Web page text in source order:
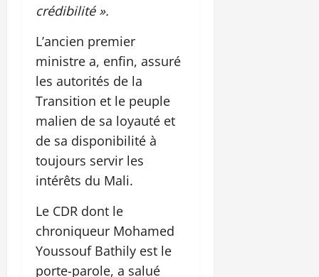
crédibilité ».
L’ancien premier
ministre a, enfin, assuré
les autorités de la
Transition et le peuple
malien de sa loyauté et
de sa disponibilité à
toujours servir les
intérêts du Mali.
Le CDR dont le
chroniqueur Mohamed
Youssouf Bathily est le
porte-parole, a salué